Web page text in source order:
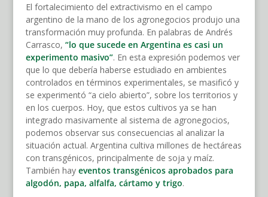
El fortalecimiento del extractivismo en el campo
argentino de la mano de los agronegocios produjo una
transformación muy profunda. En palabras de Andrés
Carrasco, “lo que sucede en Argentina es casi un
experimento masivo”. En esta expresión podemos ver
que lo que debería haberse estudiado en ambientes
controlados en términos experimentales, se masificó y
se experimentó “a cielo abierto”, sobre los territorios y
en los cuerpos. Hoy, que estos cultivos ya se han
integrado masivamente al sistema de agronegocios,
podemos observar sus consecuencias al analizar la
situación actual. Argentina cultiva millones de hectáreas
con transgénicos, principalmente de soja y maíz.
También hay eventos transgénicos aprobados para
algodón, papa, alfalfa, cártamo y trigo.